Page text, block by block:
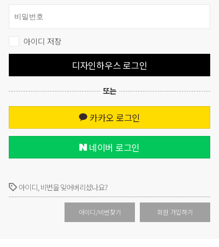
아이디 저장
디자인하우스 로그인
또는
카카오 로그인
네이버 로그인
아이디, 비번을 잊어버리셨나요?
회원 가입하기
아이디/비번찾기